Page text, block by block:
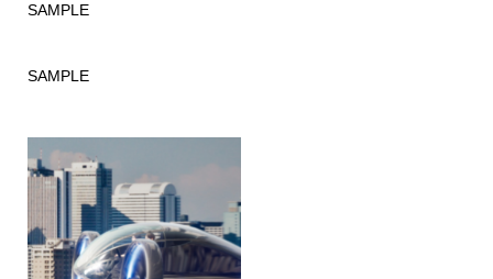
SAMPLE
SAMPLE